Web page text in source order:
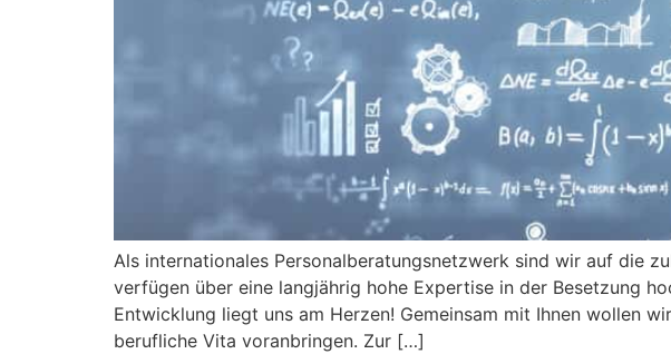
Als internationales Personalberatungsnetzwerk sind wir auf die
verfügen über eine langjährig hohe Expertise in der Besetzung
Entwicklung liegt uns am Herzen! Gemeinsam mit Ihnen wollen
berufliche Vita voranbringen. Zur […]